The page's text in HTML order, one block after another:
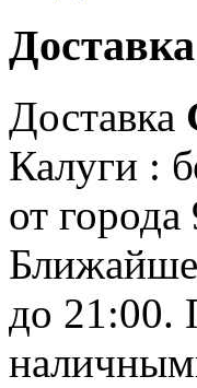
Доставка
Калуги :
от
до 21:00.